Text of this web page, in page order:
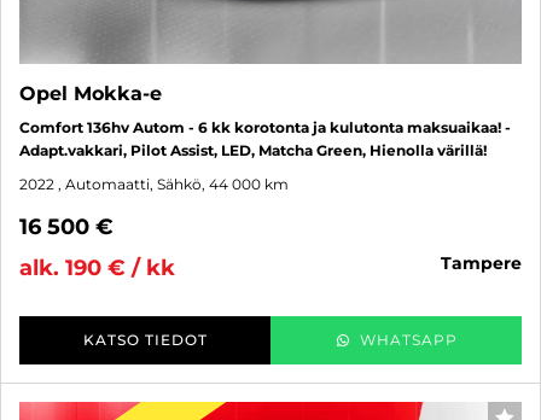
Opel Mokka-e
Comfort 136hv Autom - 6 kk korotonta ja kulutonta maksuaikaa! -
Adapt.vakkari, Pilot Assist, LED, Matcha Green, Hienolla värillä!
2022 , Automaatti, Sähkö, 44 000 km
16 500 €
alk. 190 € / kk
tampere
KATSO TIEDOT WHATSAPP